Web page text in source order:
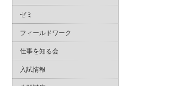
ゼミ
フィールドワーク
仕事を知る会
入試情報